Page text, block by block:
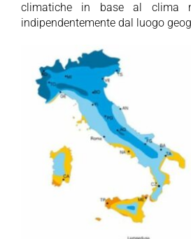
climatiche in base al clima
indipendentemente dal luogo